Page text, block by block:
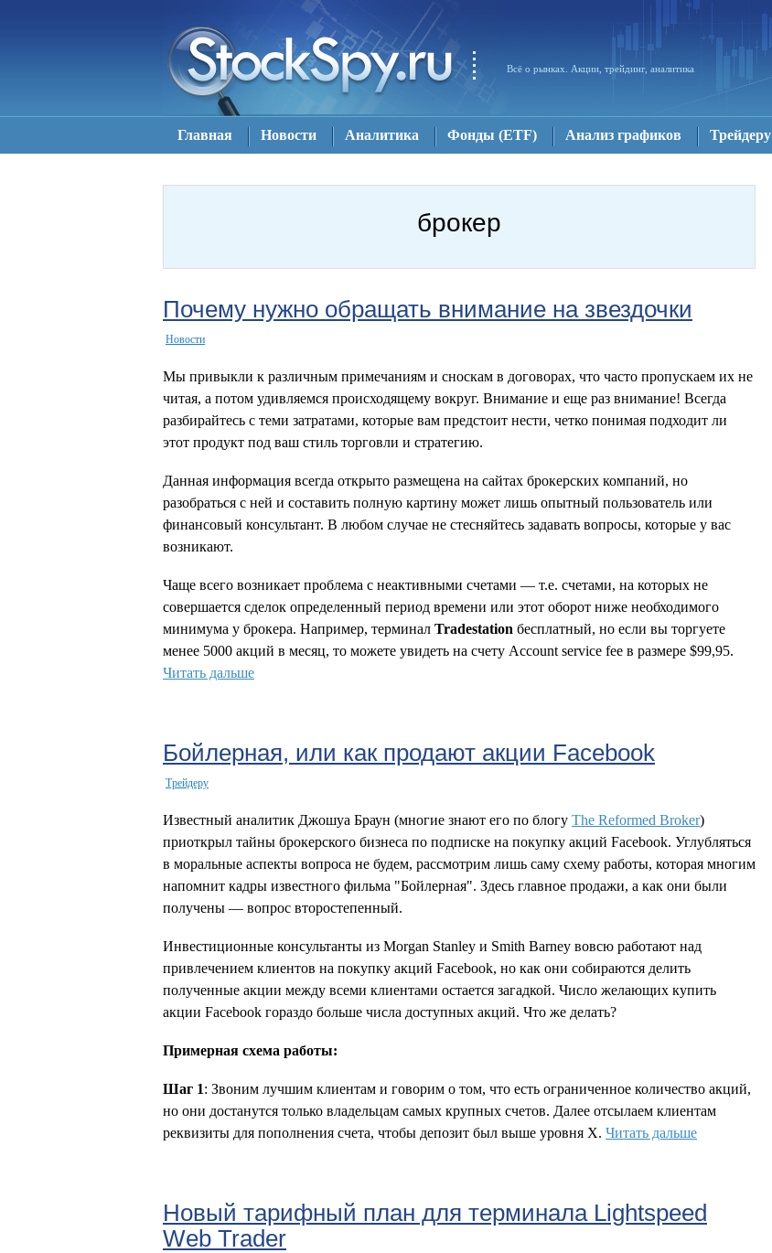
Всё о рынках. Акции, трейдинг, аналитика
Главная Новости Аналитика Фонды (ETF) Aнализ графиков Трейдеру
брокер
Почему нужно обращать внимание на звездочки
Новости
Мы привыкли к различным примечаниям и сноскам в договорах, что часто пропускаем их не
читая, а потом удивляемся происходящему вокруг. Внимание и еще раз внимание! Всегда
разбирайтесь с теми затратами, которые вам предстоит нести, четко понимая подходит ли
этот продукт под ваш стиль торговли и стратегию.
Данная информация всегда открыто размещена на сайтах брокерских компаний, но
разобраться с ней и составить полную картину может лишь опытный пользователь или
финансовый консультант. В любом случае не стесняйтесь задавать вопросы, которые у вас
возникают.
Чаще всего возникает проблема с неактивными счетами — т.е. счетами, на которых не
совершается сделок определенный период времени или этот оборот ниже необходимого
минимума у брокера. Например, терминал Tradestation бесплатный, но если вы торгуете
менее 5000 акций в месяц, то можете увидеть на счету Account service fee в размере $99,95.
Читать дальше
Бойлерная, или как продают акции Facebook
Трейдеру
Известный аналитик Джошуа Браун (многие знают его по блогу The Reformed Broker)
приоткрыл тайны брокерского бизнеса по подписке на покупку акций Facebook. Углубляться
в моральные аспекты вопроса не будем, рассмотрим лишь саму схему работы, которая многим
напомнит кадры известного фильма "Бойлерная". Здесь главное продажи, а как они были
получены — вопрос второстепенный.
Инвестиционные консультанты из Morgan Stanley и Smith Barney вовсю работают над
привлечением клиентов на покупку акций Facebook, но как они собираются делить
полученные акции между всеми клиентами остается загадкой. Число желающих купить
акции Facebook гораздо больше числа доступных акций. Что же делать?
Примерная схема работы:
Шаг 1: Звоним лучшим клиентам и говорим о том, что есть ограниченное количество акций,
но они достанутся только владельцам самых крупных счетов. Далее отсылаем клиентам
реквизиты для пополнения счета, чтобы депозит был выше уровня X. Читать дальше
Новый тарифный план для терминала Lightspeed
Web Trader